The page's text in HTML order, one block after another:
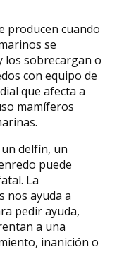
producen cuando
se
los sobrecargan o
con equipo de
que afecta a
mamíferos
delfín, un
puede
La
nos ayuda a
pedir ayuda,
a una
inanición o